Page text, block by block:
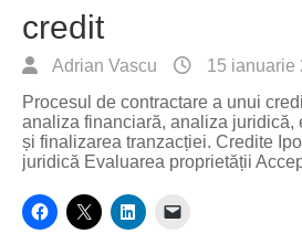
credit
Adrian Vascu 15 ianuarie
Procesul de contractare a unui
analiza financiară, analiza juridică,
și finalizarea tranzacției. Credite
juridică Evaluarea proprietății